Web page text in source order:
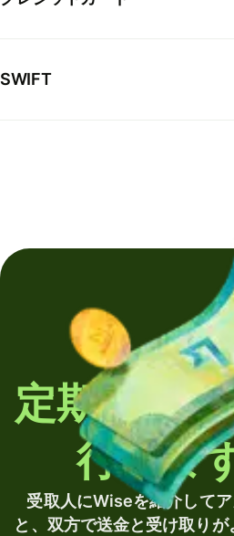
SWIFT
定期的に
行いま
受取人にWiseを紹介して
と、双方で送金と受け取りが